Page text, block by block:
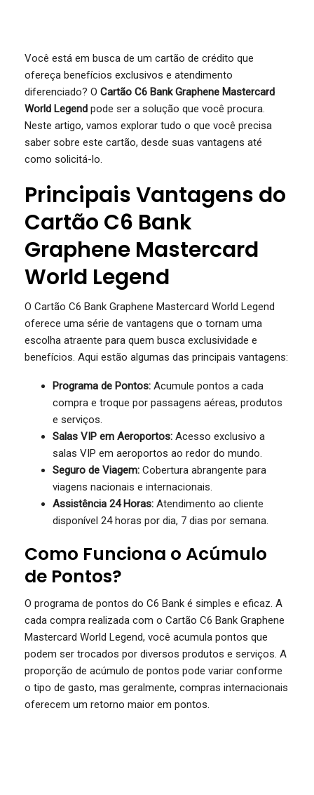
Você está em busca de um cartão de crédito que
ofereça benefícios exclusivos e atendimento
diferenciado? O Cartão C6 Bank Graphene Mastercard
World Legend pode ser a solução que você procura.
Neste artigo, vamos explorar tudo o que você precisa
saber sobre este cartão, desde suas vantagens até
como solicitá-lo.
Principais Vantagens do
Cartão C6 Bank
Graphene Mastercard
World Legend
O Cartão C6 Bank Graphene Mastercard World Legend
oferece uma série de vantagens que o tornam uma
escolha atraente para quem busca exclusividade e
benefícios. Aqui estão algumas das principais vantagens:
Programa de Pontos: Acumule pontos a cada
compra e troque por passagens aéreas, produtos
e serviços.
Salas VIP em Aeroportos: Acesso exclusivo a
salas VIP em aeroportos ao redor do mundo.
Seguro de Viagem: Cobertura abrangente para
viagens nacionais e internacionais.
Assistência 24 Horas: Atendimento ao cliente
disponível 24 horas por dia, 7 dias por semana.
Como Funciona o Acúmulo
de Pontos?
O programa de pontos do C6 Bank é simples e eficaz. A
cada compra realizada com o Cartão C6 Bank Graphene
Mastercard World Legend, você acumula pontos que
podem ser trocados por diversos produtos e serviços. A
proporção de acúmulo de pontos pode variar conforme
o tipo de gasto, mas geralmente, compras internacionais
oferecem um retorno maior em pontos.